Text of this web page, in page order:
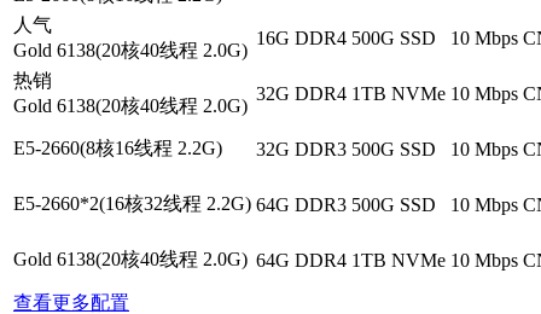
人气
Gold 6138(20核40线程 2.0G)
16G DDR4 500G SSD 10 Mbps
热销
Gold 6138(20核40线程 2.0G)
32G DDR4 1TB NVMe 10 Mbps
E5-2660(8核16线程 2.2G) 32G DDR3 500G SSD 10 Mbps
E5-2660*2(16核32线程 2.2G) 64G DDR3 500G SSD 10 Mbps
Gold 6138(20核40线程 2.0G) 64G DDR4 1TB NVMe 10 Mbps
查看更多配置